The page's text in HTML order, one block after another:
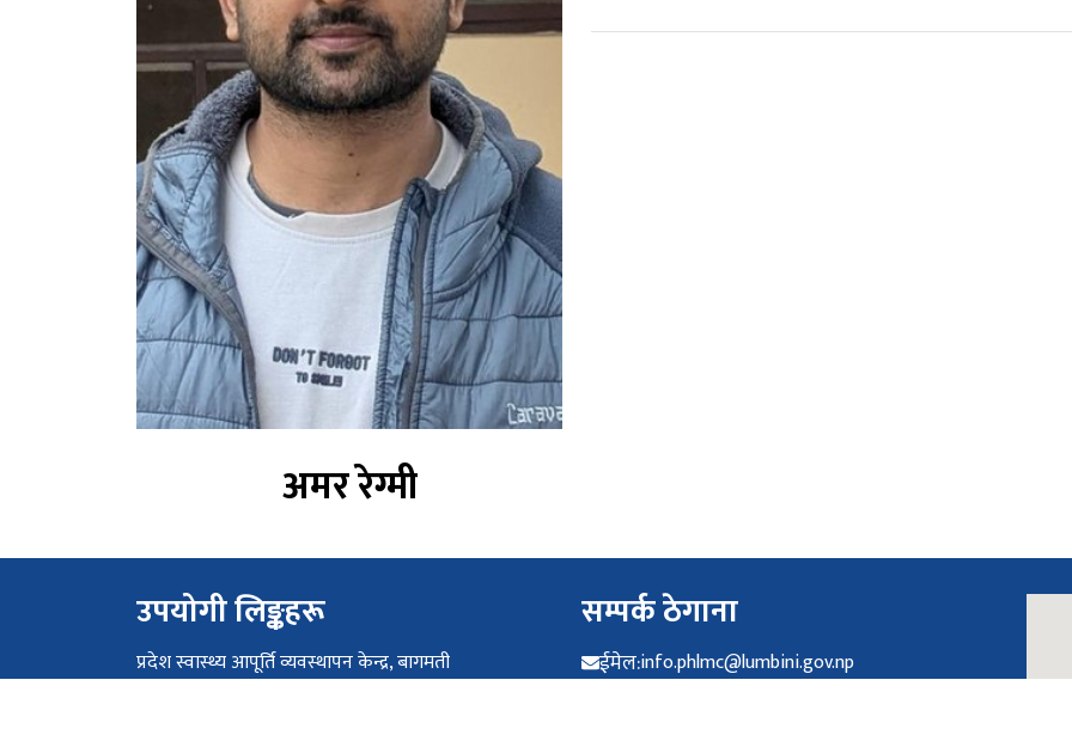
अमर रेग्मी
उपयोगी लिङ्कहरू
प्रदेश स्वास्थ्य आपूर्ति व्यवस्थापन केन्द्र, बागमती
सम्पर्क ठेगाना
ईमेल:info.phlmc@lumbini.gov.np